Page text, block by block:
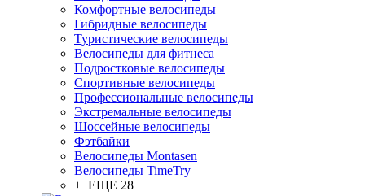
Комфортные велосипеды
Гибридные велосипеды
Туристические велосипеды
Велосипеды для фитнеса
Подростковые велосипеды
Спортивные велосипеды
Профессиональные велосипеды
Экстремальные велосипеды
Шоссейные велосипеды
Фэтбайки
Велосипеды Montasen
Велосипеды TimeTry
+ ЕЩЕ 28